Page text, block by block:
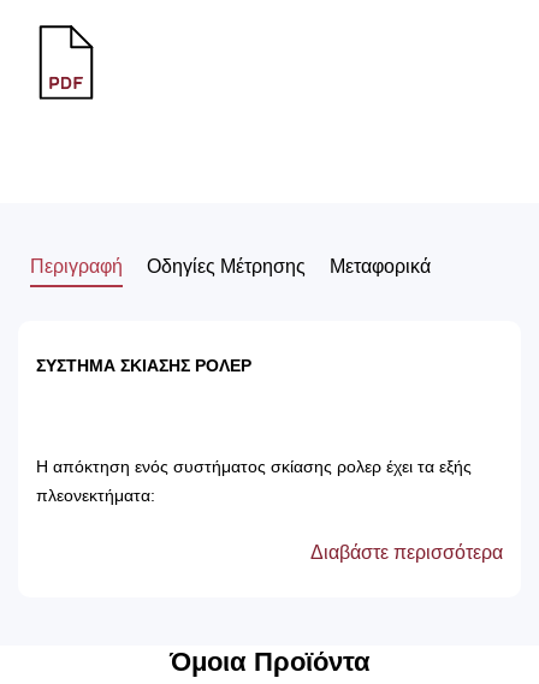
Περιγραφή Οδηγίες Μέτρησης Μεταφορικά
ΣΥΣΤΗΜΑ ΣΚΙΑΣΗΣ ΡΟΛΕΡ
Η απόκτηση ενός συστήματος σκίασης ρολερ έχει τα εξής
πλεονεκτήματα:
μόνο με ένα ελαφρός νωπό βέτεξ ή με
ατμοκαθαριστή.
Διαβάστε περισσότερα
Όμοια Προϊόντα